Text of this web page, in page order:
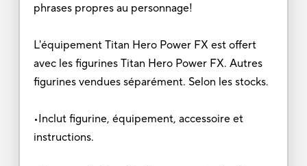
phrases propres au personnage!
L'équipement Titan Hero Power FX est offert
avec les figurines Titan Hero Power FX. Autres
figurines vendues séparément. Selon les stocks.
•Inclut figurine, équipement, accessoire et
instructions.